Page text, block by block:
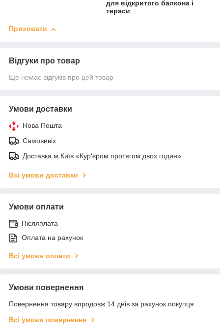
для відкритого балкона і
тераси
Приховати
Відгуки про товар
Ще немає відгуків про цей товар
Умови доставки
Нова Пошта
Самовивіз
Доставка м.Київ «Кур'єром протягом двох годин»
Всі умови доставки
Умови оплати
Післяплата
Оплата на рахунок
Всі умови оплати
Умови повернення
Повернення товару впродовж 14 днів за рахунок покупця
Всі умови повернення